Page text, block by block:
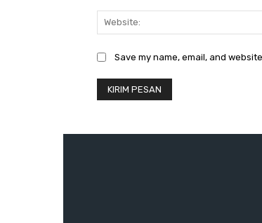
Save my name, email, and